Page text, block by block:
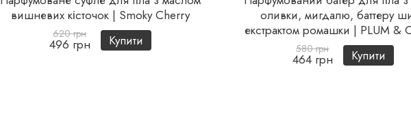
вишневих кісточок | Smoky Cherry
620 грн
496 грн Купити
оливки, мигдалю, баттеру
екстрактом ромашки | PLUM &
580 грн
464 грн Купити